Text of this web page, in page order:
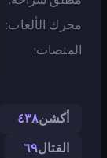
محرك الألعاب
المنصات
أكشن٤٣٨
القتال٦٩